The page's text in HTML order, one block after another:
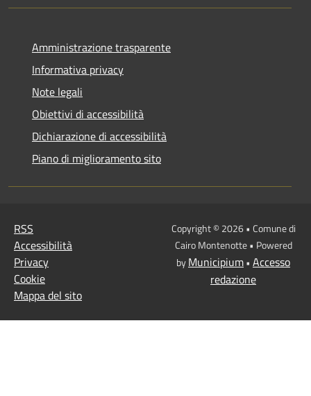
Amministrazione trasparente
Informativa privacy
Note legali
Obiettivi di accessibilità
Dichiarazione di accessibilità
Piano di miglioramento sito
RSS
Accessibilità
Privacy
Cookie
Mappa del sito
Copyright © 2026 • Comune di
Cairo Montenotte • Powered
byMunicipium• Accesso
redazione